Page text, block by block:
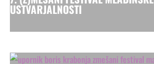
USTVARJALNOSTI